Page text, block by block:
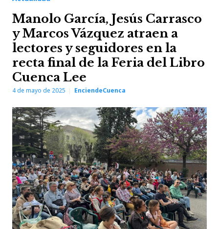
Manolo García, Jesús Carrasco
y Marcos Vázquez atraen a
lectores y seguidores en la
recta final de la Feria del Libro
Cuenca Lee
4 de mayo de 2025 EnciendeCuenca